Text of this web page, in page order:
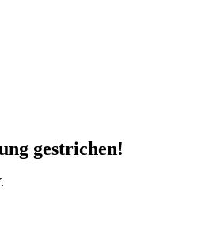
gestrichen!